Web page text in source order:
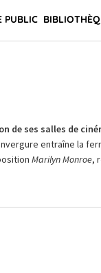
PUBLIC
de ses salles de
entraîne la
Marilyn Monroe,